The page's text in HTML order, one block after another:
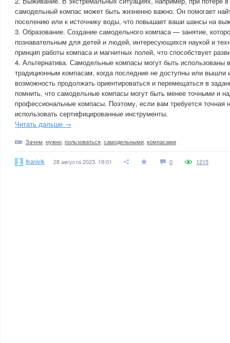
самодельный компас может быть жизненно важно. Он помогает
поселению или к источнику воды, что повышает ваши шансы на
3. Образование. Создание самодельного компаса — занятие,
познавательным для детей и людей, интересующихся наукой и
принцип работы компаса и магнитных полей, что способствует
4. Альтернатива. Самодельные компасы могут быть использованы
традиционным компасам, когда последние не доступны или вышли
возможность продолжать ориентироваться и перемещаться в
помнить, что самодельные компасы могут быть менее точными и
профессиональные компасы. Поэтому, если вам требуется точная
использовать сертифицированные инструменты.
Читать дальше →
Зачем нужно пользоваться самодельными компасами
tkanivik 28 августа 2023, 19:01 0 1215